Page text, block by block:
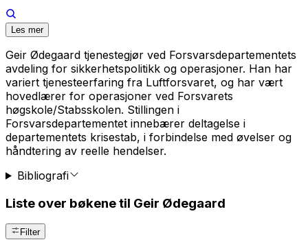
Les mer
Geir Ødegaard tjenestegjør ved Forsvarsdepartementets
avdeling for sikkerhetspolitikk og operasjoner. Han har
variert tjenesteerfaring fra Luftforsvaret, og har vært
hovedlærer for operasjoner ved Forsvarets
høgskole/Stabsskolen. Stillingen i
Forsvarsdepartementet innebærer deltagelse i
departementets krisestab, i forbindelse med øvelser og
håndtering av reelle hendelser.
Bibliografi
Liste over bøkene til Geir Ødegaard
Filter